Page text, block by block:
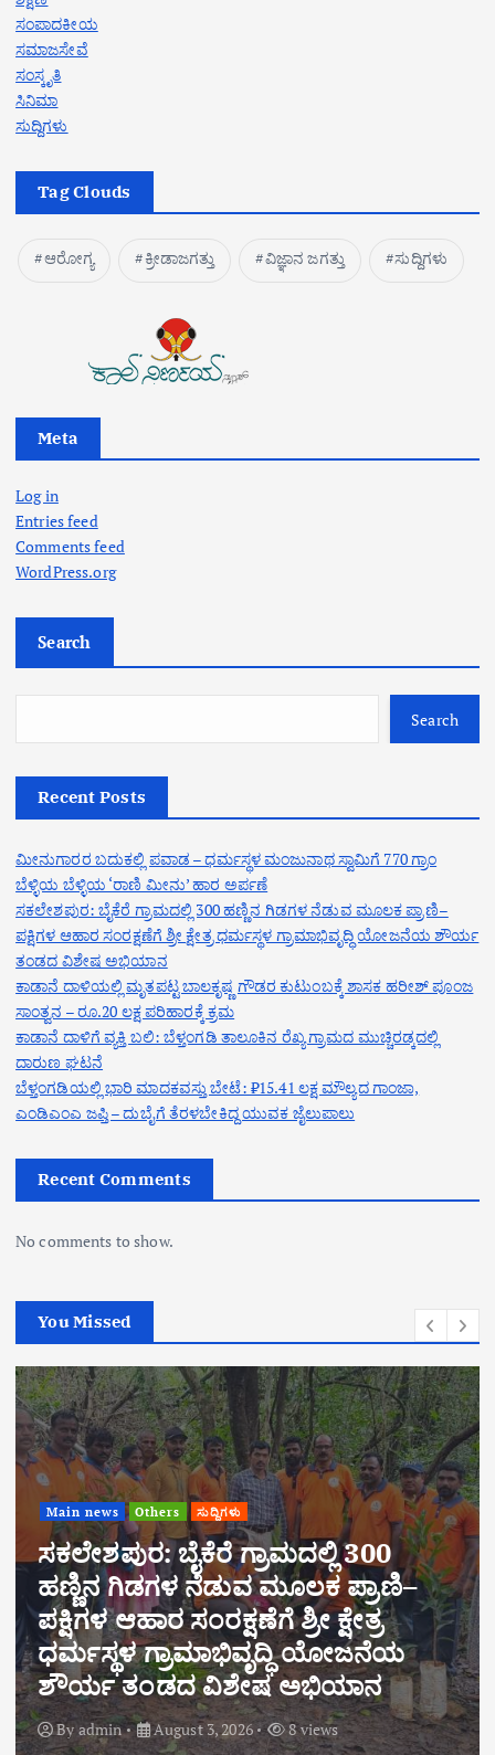
ಸಂಪಾದಕೀಯ
ಸಮಾಜಸೇವೆ
ಸಂಸ್ಕೃತಿ
ಸಿನಿಮಾ
ಸುದ್ದಿಗಳು
Tag Clouds
ಆರೋಗ್ಯ ಕ್ರೀಡಾಜಗತ್ತು ವಿಜ್ಞಾನ ಜಗತ್ತು ಸುದ್ದಿಗಳು
Meta
Log in
Entries feed
Comments feed
WordPress.org
Search
Search
Recent Posts
ಮೀನುಗಾರರ ಬದುಕಲ್ಲಿ ಪವಾಡ – ಧರ್ಮಸ್ಥಳ ಮಂಜುನಾಥ ಸ್ವಾಮಿಗೆ 770 ಗ್ರಾಂ
ಬೆಳ್ಳಿಯ ಬೆಳ್ಳಿಯ ‘ರಾಣಿ ಮೀನು’ ಹಾರ ಅರ್ಪಣೆ
ಸಕಲೇಶಪುರ: ಬೈಕೆರೆ ಗ್ರಾಮದಲ್ಲಿ 300 ಹಣ್ಣಿನ ಗಿಡಗಳ ನೆಡುವ ಮೂಲಕ ಪ್ರಾಣಿ–
ಪಕ್ಷಿಗಳ ಆಹಾರ ಸಂರಕ್ಷಣೆಗೆ ಶ್ರೀ ಕ್ಷೇತ್ರ ಧರ್ಮಸ್ಥಳ ಗ್ರಾಮಾಭಿವೃದ್ಧಿ ಯೋಜನೆಯ ಶೌರ್ಯ
ತಂಡದ ವಿಶೇಷ ಅಭಿಯಾನ
ಕಾಡಾನೆ ದಾಳಿಯಲ್ಲಿ ಮೃತಪಟ್ಟ ಬಾಲಕೃಷ್ಣ ಗೌಡರ ಕುಟುಂಬಕ್ಕೆ ಶಾಸಕ ಹರೀಶ್ ಪೂಂಜ
ಸಾಂತ್ವನ – ರೂ.20 ಲಕ್ಷ ಪರಿಹಾರಕ್ಕೆ ಕ್ರಮ
ಕಾಡಾನೆ ದಾಳಿಗೆ ವ್ಯಕ್ತಿ ಬಲಿ: ಬೆಳ್ತಂಗಡಿ ತಾಲೂಕಿನ ರೆಖ್ಯ ಗ್ರಾಮದ ಮುಚ್ಚಿರಡ್ಕದಲ್ಲಿ
ದಾರುಣ ಘಟನೆ
ಬೆಳ್ತಂಗಡಿಯಲ್ಲಿ ಭಾರಿ ಮಾದಕವಸ್ತು ಬೇಟೆ: ₹15.41 ಲಕ್ಷ ಮೌಲ್ಯದ ಗಾಂಜಾ,
ಎಂಡಿಎಂಎ ಜಪ್ತಿ – ದುಬೈಗೆ ತೆರಳಬೇಕಿದ್ದ ಯುವಕ ಜೈಲುಪಾಲು
Recent Comments
No comments to show.
You Missed
Main news Others ಸುದ್ದಿಗಳು
ಕಾಡಾನೆ ದಾಳಿಯಲ್ಲಿ ಮೃತಪಟ್ಟ ಬಾಲಕೃಷ್ಣ
ಗೌಡರ ಕುಟುಂಬಕ್ಕೆ ಶಾಸಕ ಹರೀಶ್
ಸಾಂತ್ವನ – ರೂ.20 ಲಕ್ಷ ಪರಿಹಾರಕ್ಕೆ
Byadmin August 2, 2026 9 views